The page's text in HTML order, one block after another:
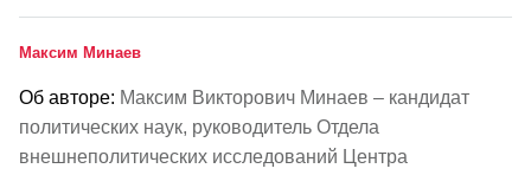
Максим Минаев
Об авторе: Максим Викторович Минаев – кандидат
политических наук, руководитель Отдела
внешнеполитических исследований Центра